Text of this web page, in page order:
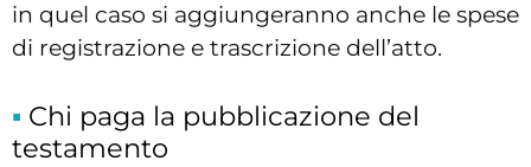
in quel caso si aggiungeranno anche le spese
di registrazione e trascrizione dell’atto.
Chi paga la pubblicazione del
testamento